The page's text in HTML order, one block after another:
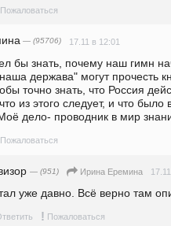
Пожаловаться
— (95706) 17.11 в 12:01
бы знать, почему наш гимн
держава" могут прочесть
точно знать, что Россия
из этого следует, и что
дело- проводник в мир
Пожаловаться
— (951) Ирина Еремина
уже давно. Всё верно там
! Пожаловаться